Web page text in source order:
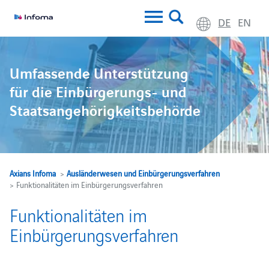
DE EN
Umfassende Unterstützung
für die Einbürgerungs- und
Staatsangehörigkeitsbehörde
Axians Infoma> Ausländerwesen und Einbürgerungsverfahren
> Funktionalitäten im Einbürgerungsverfahren
Funktionalitäten im
Einbürgerungsverfahren